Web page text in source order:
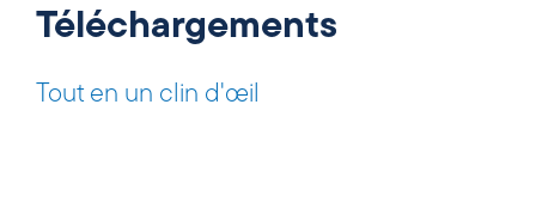
Téléchargements
Tout en un clin d'œil